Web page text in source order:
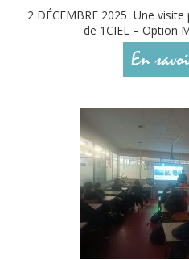
2 DÉCEMBRE 2025 Une
de 1CIEL – Option
En